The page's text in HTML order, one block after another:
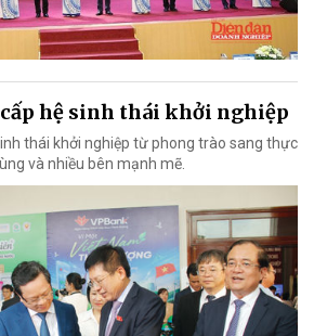
hệ sinh thái khởi nghiệp
thái khởi nghiệp từ phong trào sang thực
và nhiều bên mạnh mẽ.